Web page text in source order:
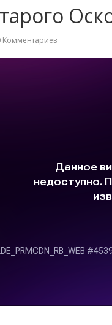
Комментариев